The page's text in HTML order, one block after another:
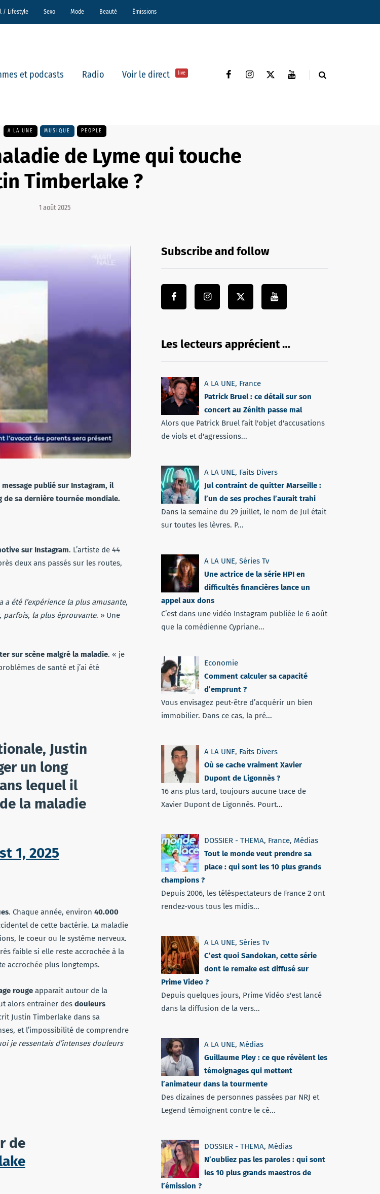
/ Lifestyle Sexo Mode Beauté Émissions
et podcasts Radio Voir le direct live
A LA UNE MUSIQUE PEOPLE
de Lyme qui touche
Timberlake ?
1 août 2025
publié sur Instagram, il
de sa dernière tournée mondiale.
sur Instagram. L’artiste de 44
deux ans passés sur les routes,
a été l’expérience la plus amusante,
parfois, la plus éprouvante. » Une
sur scène malgré la maladie. « je
de santé et j’ai été
Justin
un long
lequel il
la maladie
1, 2025
. Chaque année, environ 40.000
de cette bactérie. La maladie
le coeur ou le système nerveux.
faible si elle reste accrochée à la
accrochée plus longtemps.
rouge apparait autour de la
alors entrainer des douleurs
Justin Timberlake dans sa
et l’impossibilité de comprendre
je ressentais d’intenses douleurs
de
Subscribe and follow
Les lecteurs apprécient …
A LA UNE, France
Patrick Bruel : ce détail sur son
concert au Zénith passe mal
Alors que Patrick Bruel fait l'objet d'accusations
de viols et d'agressions...
A LA UNE, Faits Divers
Jul contraint de quitter Marseille :
l’un de ses proches l’aurait trahi
Dans la semaine du 29 juillet, le nom de Jul était
sur toutes les lèvres. P...
A LA UNE, Séries Tv
Une actrice de la série HPI en
difficultés financières lance un
appel aux dons
C’est dans une vidéo Instagram publiée le 6 août
que la comédienne Cypriane...
Economie
Comment calculer sa capacité
d’emprunt ?
Vous envisagez peut-être d’acquérir un bien
immobilier. Dans ce cas, la pré...
A LA UNE, Faits Divers
Où se cache vraiment Xavier
Dupont de Ligonnès ?
16 ans plus tard, toujours aucune trace de
Xavier Dupont de Ligonnès. Pourt...
DOSSIER - THEMA, France, Médias
Tout le monde veut prendre sa
place : qui sont les 10 plus grands
champions ?
Depuis 2006, les téléspectateurs de France 2 ont
rendez-vous tous les midis...
A LA UNE, Séries Tv
C’est quoi Sandokan, cette série
dont le remake est diffusé sur
Prime Video ?
Depuis quelques jours, Prime Vidéo s'est lancé
dans la diffusion de la vers...
A LA UNE, Médias
Guillaume Pley : ce que révèlent les
témoignages qui mettent
l’animateur dans la tourmente
Des dizaines de personnes passées par NRJ et
Legend témoignent contre le cé...
DOSSIER - THEMA, Médias
N’oubliez pas les paroles : qui sont
les 10 plus grands maestros de
l’émission ?